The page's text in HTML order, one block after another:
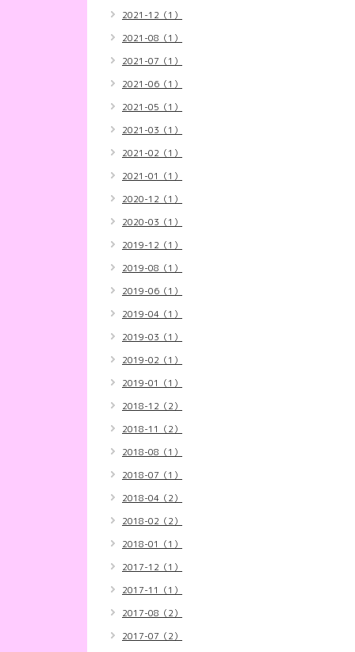
2021-12（1）
2021-08（1）
2021-07（1）
2021-06（1）
2021-05（1）
2021-03（1）
2021-02（1）
2021-01（1）
2020-12（1）
2020-03（1）
2019-12（1）
2019-08（1）
2019-06（1）
2019-04（1）
2019-03（1）
2019-02（1）
2019-01（1）
2018-12（2）
2018-11（2）
2018-08（1）
2018-07（1）
2018-04（2）
2018-02（2）
2018-01（1）
2017-12（1）
2017-11（1）
2017-08（2）
2017-07（2）